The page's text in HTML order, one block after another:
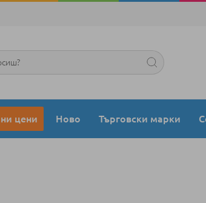
цени Ново Търговски марки